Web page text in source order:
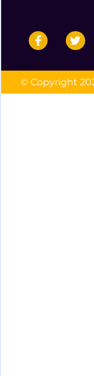
© Copyright